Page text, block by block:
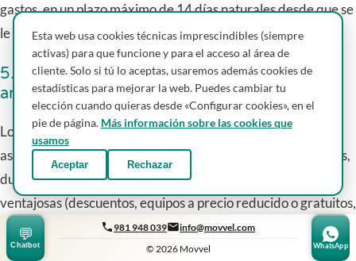
gastos, en un plazo máximo de 14 días naturales desde que se
le comunique la decisión de desistir.
5.3 Permanencia y penalización por baja
anticipada
Los contratos de fibra ofrecidos por Movvel pueden llevar
asociado un compromiso de permanencia de hasta 12 meses,
durante el cual el cliente puede haber recibido condiciones
ventajosas (descuentos, equipos a precio reducido o gratuitos,
instalación sin coste, etc.) a cambio de dicho compromiso.
💬
Chatbot
981 948 039
info@movvel.com
© 2026 Movvel
WhatsApp
Esta web usa cookies técnicas imprescindibles (siempre
activas) para que funcione y para el acceso al área de
cliente. Solo si tú lo aceptas, usaremos además cookies de
estadísticas para mejorar la web. Puedes cambiar tu
elección cuando quieras desde «Configurar cookies», en el
pie de página. Más información sobre las cookies que
usamos
Aceptar Rechazar